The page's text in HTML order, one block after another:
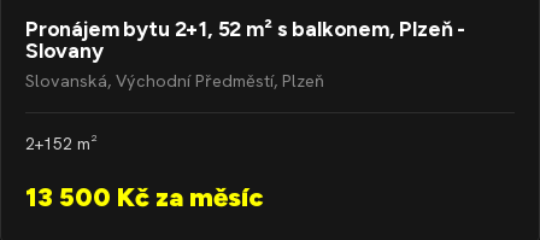
Pronájem bytu 2+1, 52 m² s balkonem, Plzeň -
Slovany
Slovanská, Východní Předměstí, Plzeň
2+152 m²
13 500 Kč za měsíc